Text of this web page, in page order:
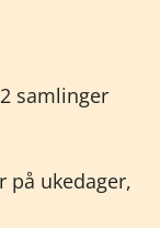
samlinger
på ukedager,